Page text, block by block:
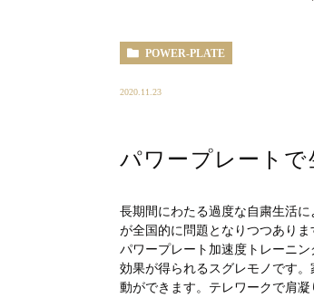
POWER-PLATE
2020.11.23
パワープレートで
長期間にわたる過度な自粛生活
が全国的に問題となりつつありま
パワープレート加速度トレーニ
効果が得られるスグレモノです
動ができます。テレワークで肩